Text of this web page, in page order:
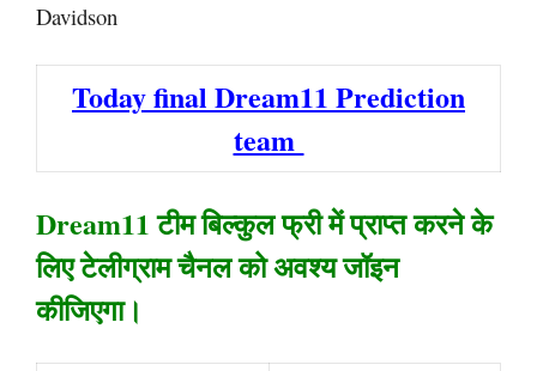
Davidson
Today final Dream11 Prediction
team
Dream11 टीम बिल्कुल फ्री में प्राप्त करने के
लिए टेलीग्राम चैनल को अवश्य जॉइन
कीजिएगा।